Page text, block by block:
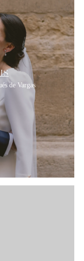
de Vargas